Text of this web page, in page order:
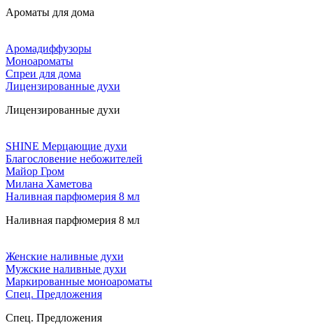
Ароматы для дома
Аромадиффузоры
Моноароматы
Спреи для дома
Лицензированные духи
Лицензированные духи
SHINE Мерцающие духи
Благословение небожителей
Майор Гром
Милана Хаметова
Наливная парфюмерия 8 мл
Наливная парфюмерия 8 мл
Женские наливные духи
Мужские наливные духи
Маркированные моноароматы
Cпец. Предложения
Cпец. Предложения